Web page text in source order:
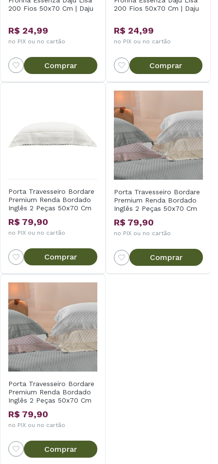
200 Fios 50x70 Cm | Daju
R$ 24,99
no PIX ou no cartão
Comprar
200 Fios 50x70 Cm | Daju
R$ 24,99
no PIX ou no cartão
Comprar
Porta Travesseiro Bordare
Premium Renda Bordado
Inglês 2 Peças 50x70 Cm
R$ 79,90
no PIX ou no cartão
Comprar
Porta Travesseiro Bordare
Premium Renda Bordado
Inglês 2 Peças 50x70 Cm
R$ 79,90
no PIX ou no cartão
Comprar
Porta Travesseiro Bordare
Premium Renda Bordado
Inglês 2 Peças 50x70 Cm
R$ 79,90
no PIX ou no cartão
Comprar